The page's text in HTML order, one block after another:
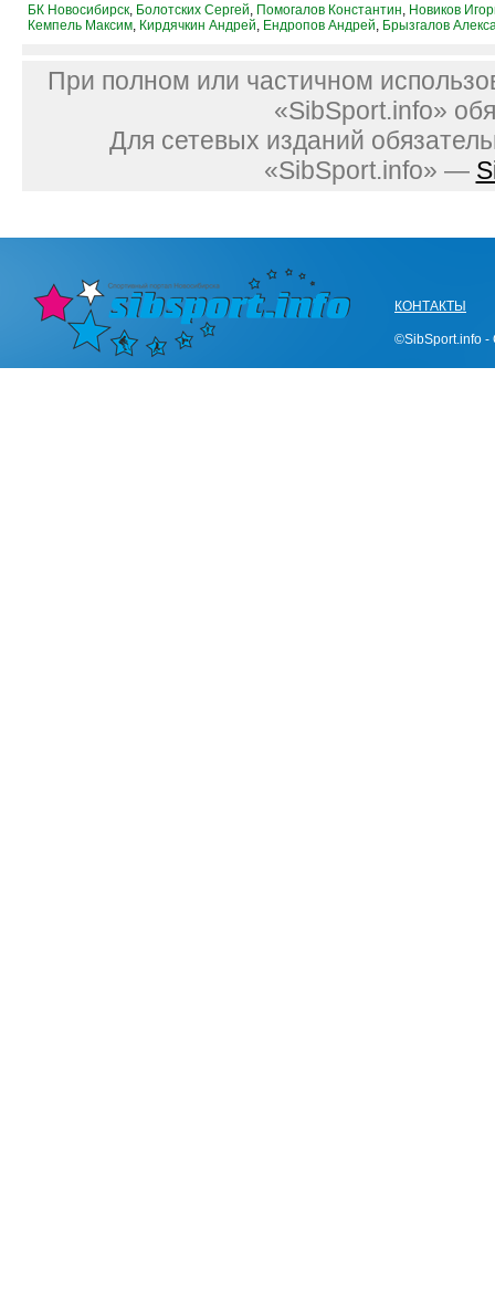
БК Новосибирск, Болотских Сергей, Помогалов Константин, Новиков
Кемпель Максим, Кирдячкин Андрей, Ендропов Андрей, Брызгалов
При полном или частичном
«SibSport.info»
Для сетевых изданий
«SibSport.info» —
КОНТАКТЫ
©SibSport.info -